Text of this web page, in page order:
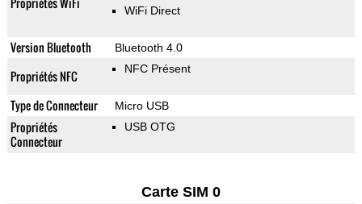
WiFi Direct
Version Bluetooth Bluetooth 4.0
Propriétés NFC NFC Présent
Type de Connecteur Micro USB
Propriétés
Connecteur
USB OTG
Carte SIM 0